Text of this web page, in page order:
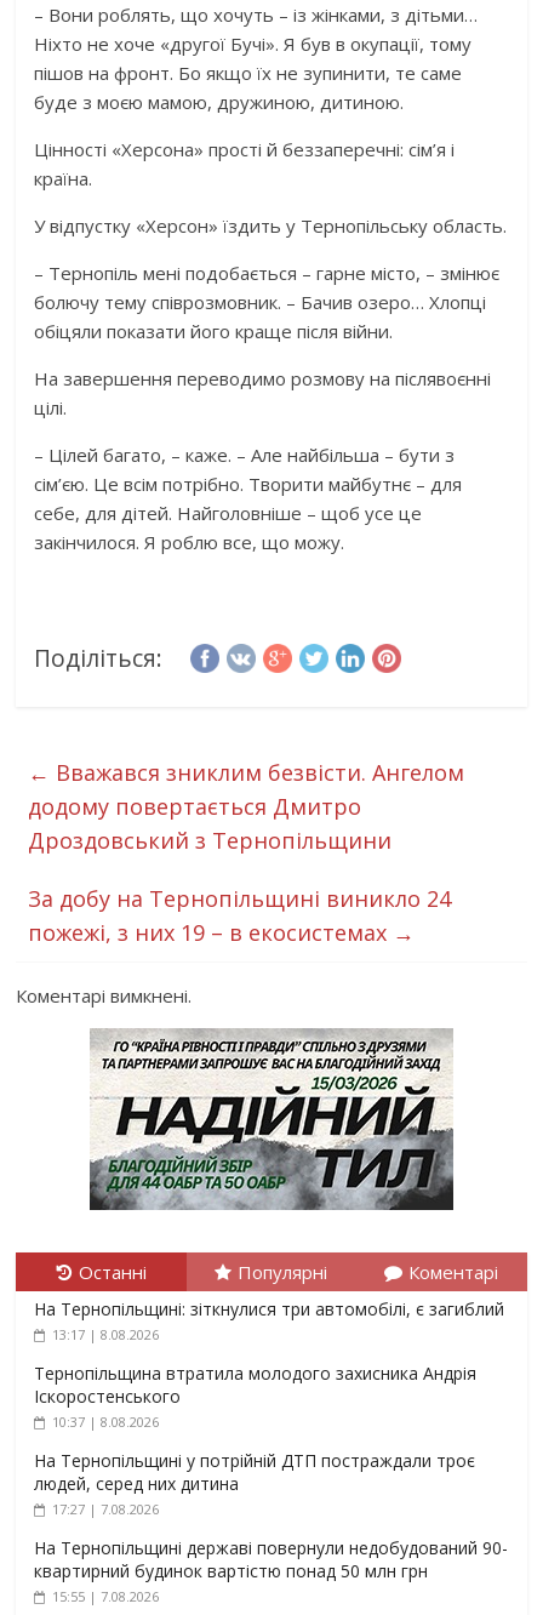
– Вони роблять, що хочуть – із жінками, з дітьми…
Ніхто не хоче «другої Бучі». Я був в окупації, тому
пішов на фронт. Бо якщо їх не зупинити, те саме
буде з моєю мамою, дружиною, дитиною.
Цінності «Херсона» прості й беззаперечні: сім’я і
країна.
У відпустку «Херсон» їздить у Тернопільську область.
– Тернопіль мені подобається – гарне місто, – змінює
болючу тему співрозмовник. – Бачив озеро… Хлопці
обіцяли показати його краще після війни.
На завершення переводимо розмову на післявоєнні
цілі.
– Цілей багато, – каже. – Але найбільша – бути з
сім’єю. Це всім потрібно. Творити майбутнє – для
себе, для дітей. Найголовніше – щоб усе це
закінчилося. Я роблю все, що можу.
Поділіться:
← Вважався зниклим безвісти. Ангелом
додому повертається Дмитро
Дроздовський з Тернопільщини
За добу на Тернопільщині виникло 24
пожежі, з них 19 – в екосистемах →
Коментарі вимкнені.
Останні Популярні Коментарі
На Тернопільщині: зіткнулися три автомобілі, є загиблий
13:17 | 8.08.2026
Тернопільщина втратила молодого захисника Андрія
Іскоростенського
10:37 | 8.08.2026
На Тернопільщині у потрійній ДТП постраждали троє
людей, серед них дитина
17:27 | 7.08.2026
На Тернопільщині державі повернули недобудований 90-
квартирний будинок вартістю понад 50 млн грн
15:55 | 7.08.2026